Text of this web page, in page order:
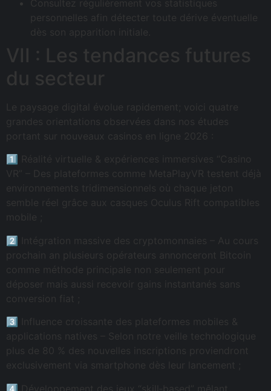
Consultez régulièrement vos statistiques
personnelles afin détecter toute dérive éventuelle
dès son apparition initiale.
VII : Les tendances futures
du secteur
Le paysage digital évolue rapidement; voici quatre
grandes orientations observées dans nos études
portant sur nouveaux casinos en ligne 2026 :
1️⃣ Réalité virtuelle & expériences immersives “Casino
VR” – Des plateformes comme MetaPlayVR testent déjà
environnements tridimensionnels où chaque jeton
semble réel grâce aux casques Oculus Rift compatibles
mobile ;
2️⃣ Intégration massive des cryptomonnaies – Au cours
prochain an plusieurs opérateurs annonceront Bitcoin
comme méthode principale non seulement pour
déposer mais aussi recevoir gains instantanés sans
conversion fiat ;
3️⃣ Influence croissante des plateformes mobiles &
applications natives – Selon notre veille technologique
plus de 80 % des nouvelles inscriptions proviendront
exclusivement via smartphone dès leur lancement ;
4️⃣ Développement des jeux “skill‑based” mêlant